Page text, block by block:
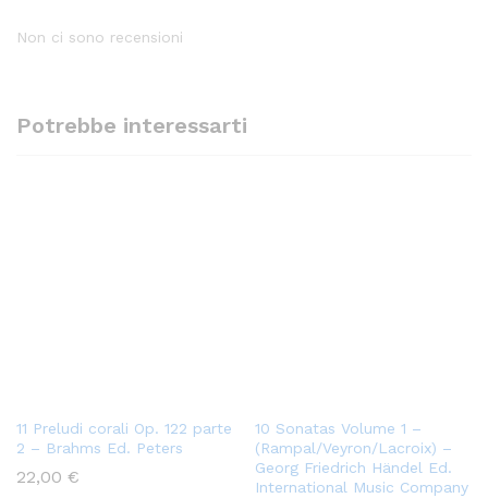
Non ci sono recensioni
Potrebbe interessarti
11 Preludi corali Op. 122 parte
2 – Brahms Ed. Peters
22,00 €
10 Sonatas Volume 1 –
(Rampal/Veyron/Lacroix) –
Georg Friedrich Händel Ed.
International Music Company